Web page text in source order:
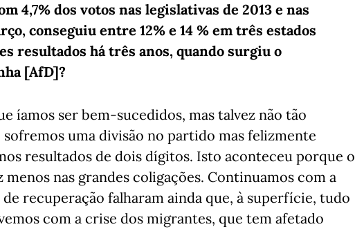
4,7% dos votos nas legislativas de 2013 e nas
conseguiu entre 12% e 14 % em três estados
resultados há três anos, quando surgiu o
[AfD]?
íamos ser bem-sucedidos, mas talvez não tão
sofremos uma divisão no partido mas felizmente
resultados de dois dígitos. Isto aconteceu porque o
nas grandes coligações. Continuamos com a
recuperação falharam ainda que, à superfície, tudo
com a crise dos migrantes, que tem afetado